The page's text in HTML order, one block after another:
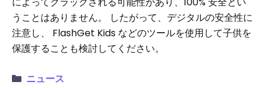
うことはありません。 したがって、デジタルの安全性に
注意し、 FlashGet Kids などのツールを使用して子供を
保護することも検討してください。
ニュース